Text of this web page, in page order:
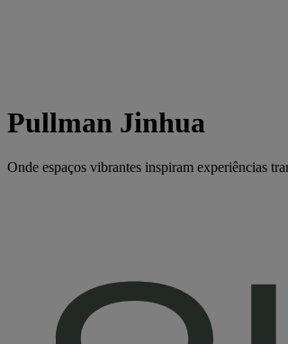
Pullman Jinhua
Onde espaços vibrantes inspiram experiências